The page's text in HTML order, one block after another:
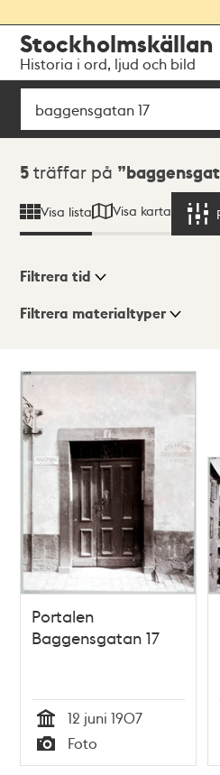
navigationen
huvudinnehållet
Stockholmskällan
Historia i ord, ljud och bild
Sök
Sökresultat
5 träffar på
Visa lista Visa karta
Visningsläge
Filtrera tid
Filtrera materialtyper
träffar
Portalen
Baggensgatan 17
Tid
12 juni 1907
Typ
Foto